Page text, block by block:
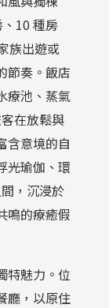
10 種房
族出遊或
節奏。飯店
療池、蒸氣
在放鬆與
含意境的自
光瑜伽、環
，沉浸於
鳴的療癒假
特魅力。位
廳，以原住